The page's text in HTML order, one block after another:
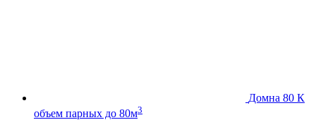
Домна 80 К
объем парных до 80м3